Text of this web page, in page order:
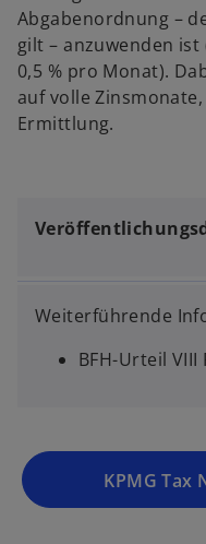
Abgabenordnung –
gilt – anzuwenden
0,5 % pro Monat).
auf volle
Ermittlung.
Weiterführende
BFH-Urteil VIII
KPMG Tax